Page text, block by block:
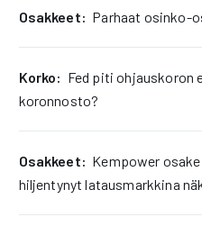
osakkeet: Parhaat osinko-
korko: Fed piti ohjauskoron
koronnosto?
osakkeet: Kempower
hiljentynyt latausmarkkina